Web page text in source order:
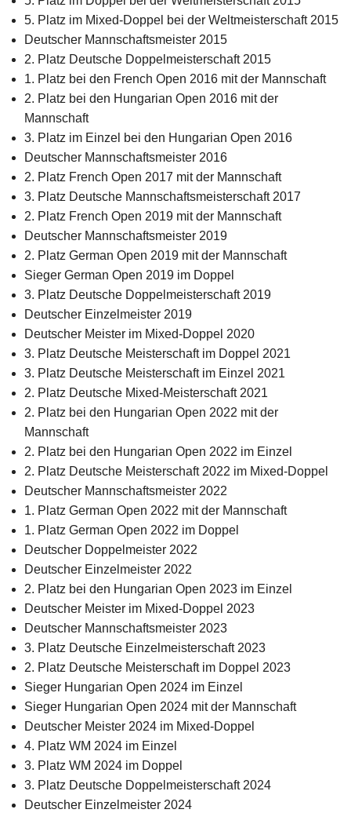
5. Platz im Mixed-Doppel bei der Weltmeisterschaft 2015
Deutscher Mannschaftsmeister 2015
2. Platz Deutsche Doppelmeisterschaft 2015
1. Platz bei den French Open 2016 mit der Mannschaft
2. Platz bei den Hungarian Open 2016 mit der
Mannschaft
3. Platz im Einzel bei den Hungarian Open 2016
Deutscher Mannschaftsmeister 2016
2. Platz French Open 2017 mit der Mannschaft
3. Platz Deutsche Mannschaftsmeisterschaft 2017
2. Platz French Open 2019 mit der Mannschaft
Deutscher Mannschaftsmeister 2019
2. Platz German Open 2019 mit der Mannschaft
Sieger German Open 2019 im Doppel
3. Platz Deutsche Doppelmeisterschaft 2019
Deutscher Einzelmeister 2019
Deutscher Meister im Mixed-Doppel 2020
3. Platz Deutsche Meisterschaft im Doppel 2021
3. Platz Deutsche Meisterschaft im Einzel 2021
2. Platz Deutsche Mixed-Meisterschaft 2021
2. Platz bei den Hungarian Open 2022 mit der
Mannschaft
2. Platz bei den Hungarian Open 2022 im Einzel
2. Platz Deutsche Meisterschaft 2022 im Mixed-Doppel
Deutscher Mannschaftsmeister 2022
1. Platz German Open 2022 mit der Mannschaft
1. Platz German Open 2022 im Doppel
Deutscher Doppelmeister 2022
Deutscher Einzelmeister 2022
2. Platz bei den Hungarian Open 2023 im Einzel
Deutscher Meister im Mixed-Doppel 2023
Deutscher Mannschaftsmeister 2023
3. Platz Deutsche Einzelmeisterschaft 2023
2. Platz Deutsche Meisterschaft im Doppel 2023
Sieger Hungarian Open 2024 im Einzel
Sieger Hungarian Open 2024 mit der Mannschaft
Deutscher Meister 2024 im Mixed-Doppel
4. Platz WM 2024 im Einzel
3. Platz WM 2024 im Doppel
3. Platz Deutsche Doppelmeisterschaft 2024
Deutscher Einzelmeister 2024